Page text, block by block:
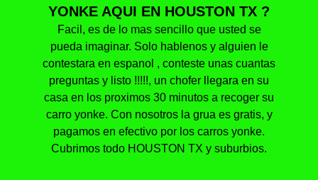
YONKE AQUI EN HOUSTON TX ?
Facil, es de lo mas sencillo que usted se
pueda imaginar. Solo hablenos y alguien le
contestara en espanol , conteste unas cuantas
preguntas y listo !!!!!, un chofer llegara en su
casa en los proximos 30 minutos a recoger su
carro yonke. Con nosotros la grua es gratis, y
pagamos en efectivo por los carros yonke.
Cubrimos todo HOUSTON TX y suburbios.